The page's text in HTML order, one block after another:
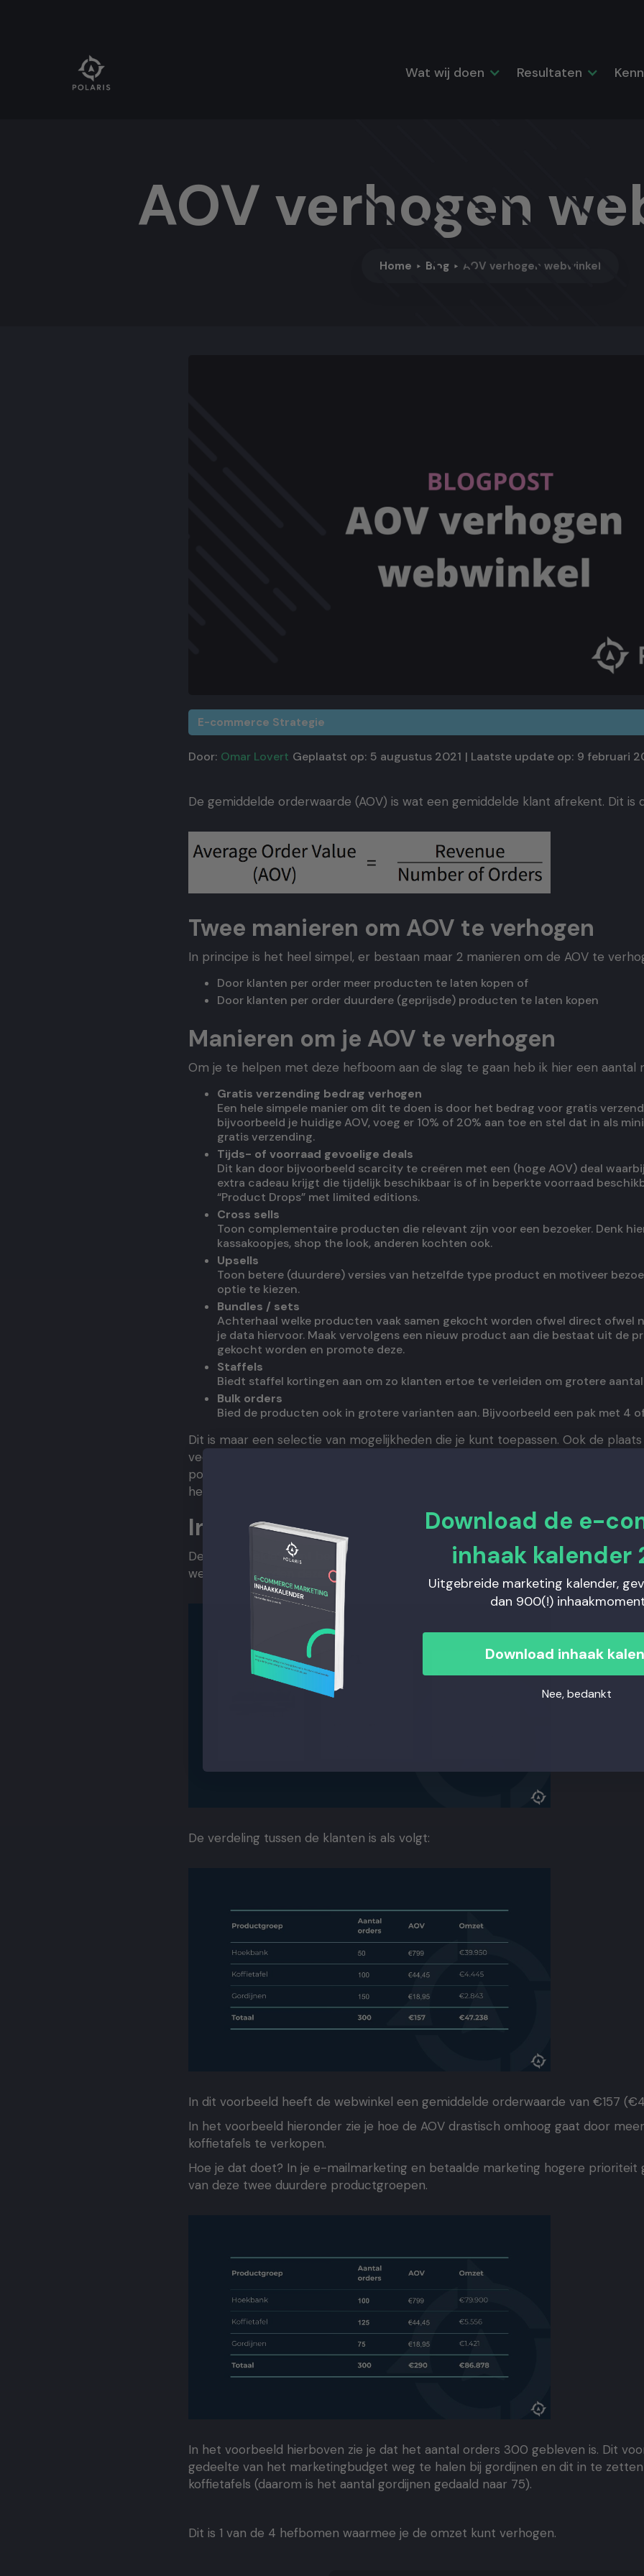
Wat wij doen Resultaten
AOV verhogen
Home Blog AOV verhogen webwinkel
E-commerce Strategie
Door: Omar Lovert Geplaatst op: 5 augustus 2021 | Laatste update op: 9 februari
De gemiddelde orderwaarde (AOV) is wat een gemiddelde klant afrekent. Dit is
Twee manieren om AOV te verhogen
In principe is het heel simpel, er bestaan maar 2 manieren om de AOV te
Door klanten per order meer producten te laten kopen of
Door klanten per order duurdere (geprijsde) producten te laten kopen
Manieren om je AOV te verhogen
Om je te helpen met deze hefboom aan de slag te gaan heb ik hier een aantal
Gratis verzending bedrag verhogen
Een hele simpele manier om dit te doen is door het bedrag voor gratis
bijvoorbeeld je huidige AOV, voeg er 10% of 20% aan toe en stel dat in als
gratis verzending.
Tijds- of voorraad gevoelige deals
Dit kan door bijvoorbeeld scarcity te creëren met een (hoge AOV) deal
extra cadeau krijgt die tijdelijk beschikbaar is of in beperkte voorraad
“Product Drops” met limited editions.
Cross sells
Toon complementaire producten die relevant zijn voor een bezoeker. Denk
kassakoopjes, shop the look, anderen kochten ook.
Upsells
Toon betere (duurdere) versies van hetzelfde type product en motiveer
optie te kiezen.
Bundles / sets
Achterhaal welke producten vaak samen gekocht worden ofwel direct ofwel
je data hiervoor. Maak vervolgens een nieuw product aan die bestaat uit de
gekocht worden en promote deze.
Staffels
Biedt staffel kortingen aan om zo klanten ertoe te verleiden om grotere
Bulk orders
Bied de producten ook in grotere varianten aan. Bijvoorbeeld een pak met 4
Dit is maar een selectie van mogelijkheden die je kunt toepassen. Ook de
veel mogelijkheden voor. Wist je bijvoorbeeld dat het toevoegen van een
positief effect heeft op de AOV en dat je met e-mailmarketing ook een
hetzelfde doel?
Interieur webwinkel als voorbeeld
De ‘gemiddelde’ klant bestaat echter niet. Laten we als voorbeeld een
webwinkel worden deze producten verkocht.
De verdeling tussen de klanten is als volgt:
In dit voorbeeld heeft de webwinkel een gemiddelde orderwaarde van €157
In het voorbeeld hieronder zie je hoe de AOV drastisch omhoog gaat door
koffietafels te verkopen.
Hoe je dat doet? In je e-mailmarketing en betaalde marketing hogere prioriteit
van deze twee duurdere productgroepen.
In het voorbeeld hierboven zie je dat het aantal orders 300 gebleven is. Dit
gedeelte van het marketingbudget weg te halen bij gordijnen en dit in te
koffietafels (daarom is het aantal gordijnen gedaald naar 75).
Dit is 1 van de 4 hefbomen waarmee je de omzet kunt verhogen.
Download de e-
inhaak kalender
Uitgebreide marketing kalender,
dan 900(!)
Download inhaak
Nee, bedankt